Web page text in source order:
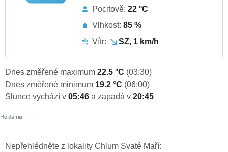
Pocitově: 22 °C
Vlhkost: 85 %
Vítr:
SZ, 1 km/h
Dnes změřené maximum 22.5 °C (03:30)
Dnes změřené minimum 19.2 °C (06:00)
Slunce vychází v 05:46 a zapadá v 20:45
Nepřehlédněte z lokality Chlum Svaté Maří: